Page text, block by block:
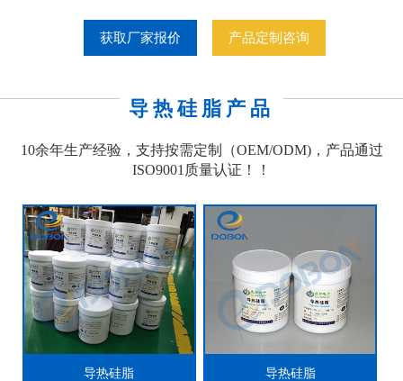
获取厂家报价 产品定制咨询
导热硅脂产品
10余年生产经验，支持按需定制（OEM/ODM)，产品通过
ISO9001质量认证！！
导热硅脂 导热硅脂